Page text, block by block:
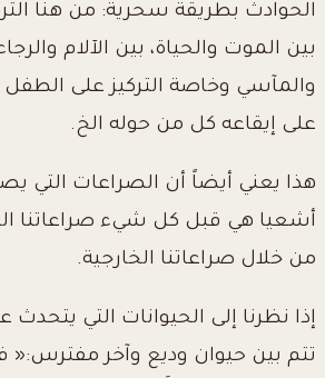
الحوادث بطريقة سحرية: من هنا
بين الموت والحياة، بين الآلام
والمآسي وخاصة التركيز على الطفل
على إيقاعه كل من حوله الخ.
هذا يعني أيضاً أن الصراعات التي
أشعيا هي قبل كل شيء صراعاتنا
من خلال صراعاتنا الخارجية.
إذا نظرنا إلى الحيوانات التي
تتم بين حيوان وديع وآخر